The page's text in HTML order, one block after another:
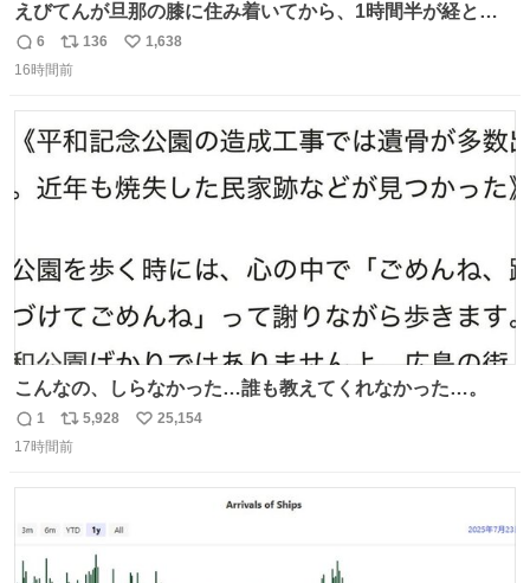
えびてんが旦那の膝に住み着いてから、1時間半が経とう
としている。 えびてんはもう永住の意を固めており、持ち
込んだおやつを所定の場所に置くなどしている。
返
信
6
リ
ポ
ト
数
136
い
数
1,638
16時間前
こんなの、しらなかった…誰も教えてくれなかった…。
返
信
1
リ
ポ
数
5,928
い
25,154
17時間前